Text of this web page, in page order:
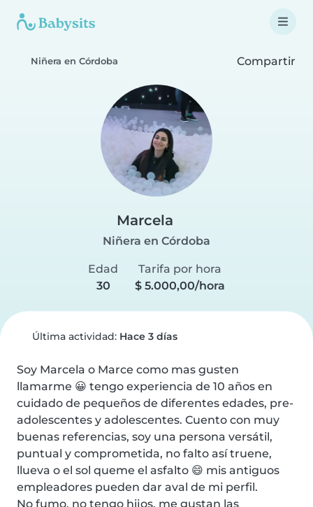
Niñera en Córdoba Compartir
Marcela
Niñera en Córdoba
Edad
30
Tarifa por hora
$ 5.000,00/hora
Última actividad: Hace 3 días
Soy Marcela o Marce como mas gusten
llamarme 😀 tengo experiencia de 10 años en
cuidado de pequeños de diferentes edades, pre-
adolescentes y adolescentes. Cuento con muy
buenas referencias, soy una persona versátil,
puntual y comprometida, no falto así truene,
llueva o el sol queme el asfalto 😄 mis antiguos
empleadores pueden dar aval de mi perfil.
No fumo, no tengo hijos, me gustan las